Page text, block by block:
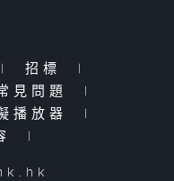
| 招標
|
見問題
|
播放器
|
|